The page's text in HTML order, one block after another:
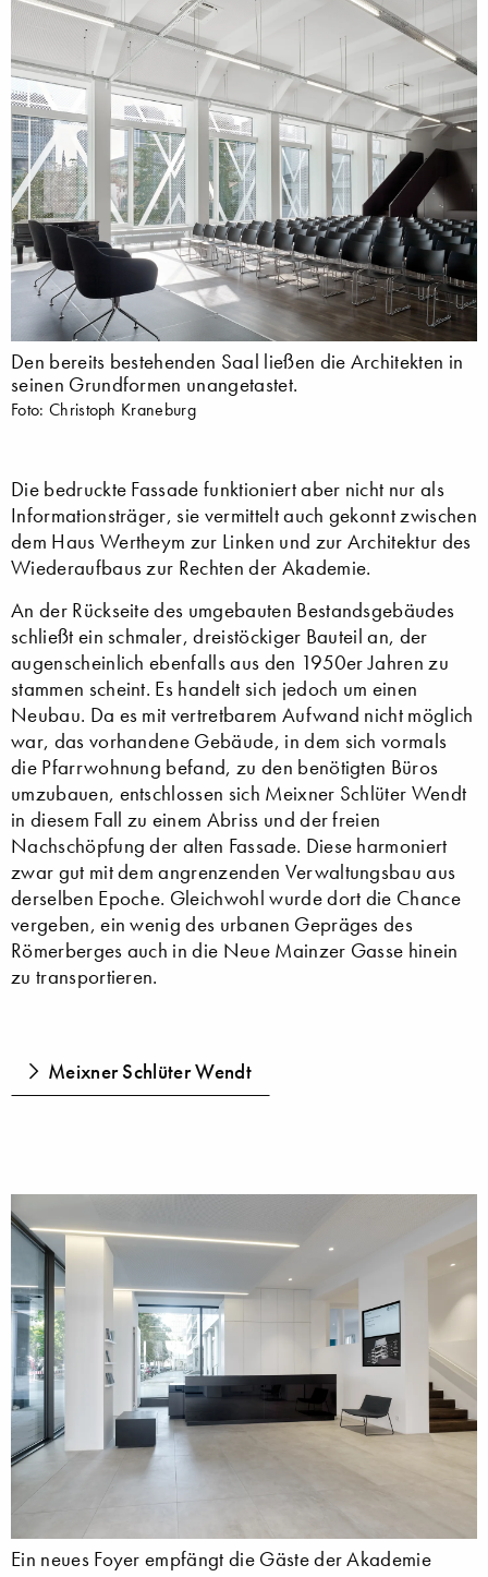
Den bereits bestehenden Saal ließen die Architekten in
seinen Grundformen unangetastet.
Foto: Christoph Kraneburg
Die bedruckte Fassade funktioniert aber nicht nur als
Informationsträger, sie vermittelt auch gekonnt zwischen
dem Haus Wertheym zur Linken und zur Architektur des
Wiederaufbaus zur Rechten der Akademie.
An der Rückseite des umgebauten Bestandsgebäudes
schließt ein schmaler, dreistöckiger Bauteil an, der
augenscheinlich ebenfalls aus den 1950er Jahren zu
stammen scheint. Es handelt sich jedoch um einen
Neubau. Da es mit vertretbarem Aufwand nicht möglich
war, das vorhandene Gebäude, in dem sich vormals
die Pfarrwohnung befand, zu den benötigten Büros
umzubauen, entschlossen sich Meixner Schlüter Wendt
in diesem Fall zu einem Abriss und der freien
Nachschöpfung der alten Fassade. Diese harmoniert
zwar gut mit dem angrenzenden Verwaltungsbau aus
derselben Epoche. Gleichwohl wurde dort die Chance
vergeben, ein wenig des urbanen Gepräges des
Römerberges auch in die Neue Mainzer Gasse hinein
zu transportieren.
Meixner Schlüter Wendt
Ein neues Foyer empfängt die Gäste der Akademie